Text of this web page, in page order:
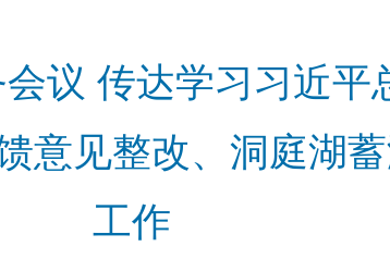
议 传达学习习近平
意见整改、洞庭湖
工作